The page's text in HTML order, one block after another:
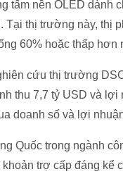
tấm nền OLED dành
Tại thị trường này, thị
60% hoặc thấp hơn
cứu thị trường
thu 7,7 tỷ USD và lợi
doanh số và lợi
Quốc trong ngành
khoản trợ cấp đáng kể